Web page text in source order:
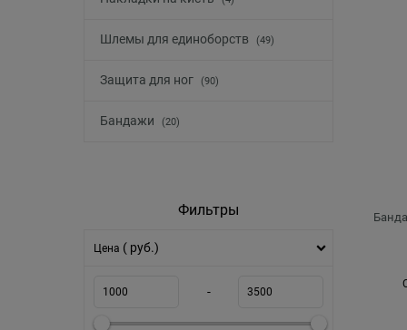
Шлемы для единоборств (49)
Защита для ног (90)
Бандажи (20)
Фильтры
Цена ( руб.)
-